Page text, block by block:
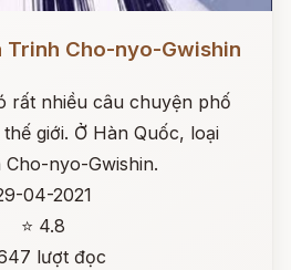
Trinh Cho-nyo-Gwishin
rất nhiều câu chuyện phố
giới. Ở Hàn Quốc, loại
nyo-Gwishin.
04-2021
⭐ 4.8
lượt đọc